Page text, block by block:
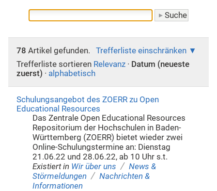
78 Artikel gefunden.
Trefferliste einschränken
Trefferliste sortieren Relevanz · Datum (neueste
zuerst) · alphabetisch
Schulungsangebot des ZOERR zu Open
Educational Resources
Das Zentrale Open Educational Resources
Repositorium der Hochschulen in Baden-
Württemberg (ZOERR) bietet wieder zwei
Online-Schulungstermine an: Dienstag
21.06.22 und 28.06.22, ab 10 Uhr s.t.
Existiert in Wir über uns / News &
Störmeldungen / Nachrichten &
Informationen